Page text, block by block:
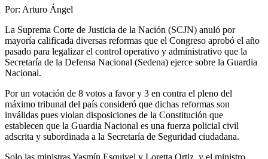
Por: Arturo Ángel
La Suprema Corte de Justicia de la Nación (SCJN) anuló por
mayoría calificada diversas reformas que el Congreso aprobó el año
pasado para legalizar el control operativo y administrativo que la
Secretaría de la Defensa Nacional (Sedena) ejerce sobre la Guardia
Nacional.
Por un votación de 8 votos a favor y 3 en contra el pleno del
máximo tribunal del país consideró que dichas reformas son
inválidas pues violan disposiciones de la Constitución que
establecen que la Guardia Nacional es una fuerza policial civil
adscrita y subordinada a la Secretaría de Seguridad ciudadana.
Solo las ministras Yasmín Esquivel y Loretta Ortiz, y el ministro